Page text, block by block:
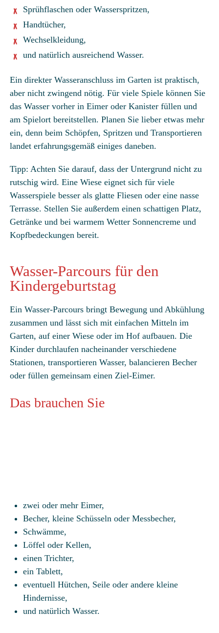
Sprühflaschen oder Wasserspritzen,
Handtücher,
Wechselkleidung,
und natürlich ausreichend Wasser.
Ein direkter Wasseranschluss im Garten ist praktisch,
aber nicht zwingend nötig. Für viele Spiele können Sie
das Wasser vorher in Eimer oder Kanister füllen und
am Spielort bereitstellen. Planen Sie lieber etwas mehr
ein, denn beim Schöpfen, Spritzen und Transportieren
landet erfahrungsgemäß einiges daneben.
Tipp: Achten Sie darauf, dass der Untergrund nicht zu
rutschig wird. Eine Wiese eignet sich für viele
Wasserspiele besser als glatte Fliesen oder eine nasse
Terrasse. Stellen Sie außerdem einen schattigen Platz,
Getränke und bei warmem Wetter Sonnencreme und
Kopfbedeckungen bereit.
Wasser-Parcours für den
Kindergeburtstag
Ein Wasser-Parcours bringt Bewegung und Abkühlung
zusammen und lässt sich mit einfachen Mitteln im
Garten, auf einer Wiese oder im Hof aufbauen. Die
Kinder durchlaufen nacheinander verschiedene
Stationen, transportieren Wasser, balancieren Becher
oder füllen gemeinsam einen Ziel-Eimer.
Das brauchen Sie
zwei oder mehr Eimer,
Becher, kleine Schüsseln oder Messbecher,
Schwämme,
Löffel oder Kellen,
einen Trichter,
ein Tablett,
eventuell Hütchen, Seile oder andere kleine
Hindernisse,
und natürlich Wasser.